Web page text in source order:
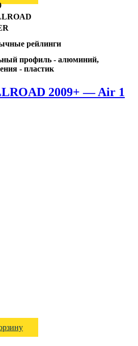
рейлинги
профиль - алюминий,
- пластик
2009+ — Air 1